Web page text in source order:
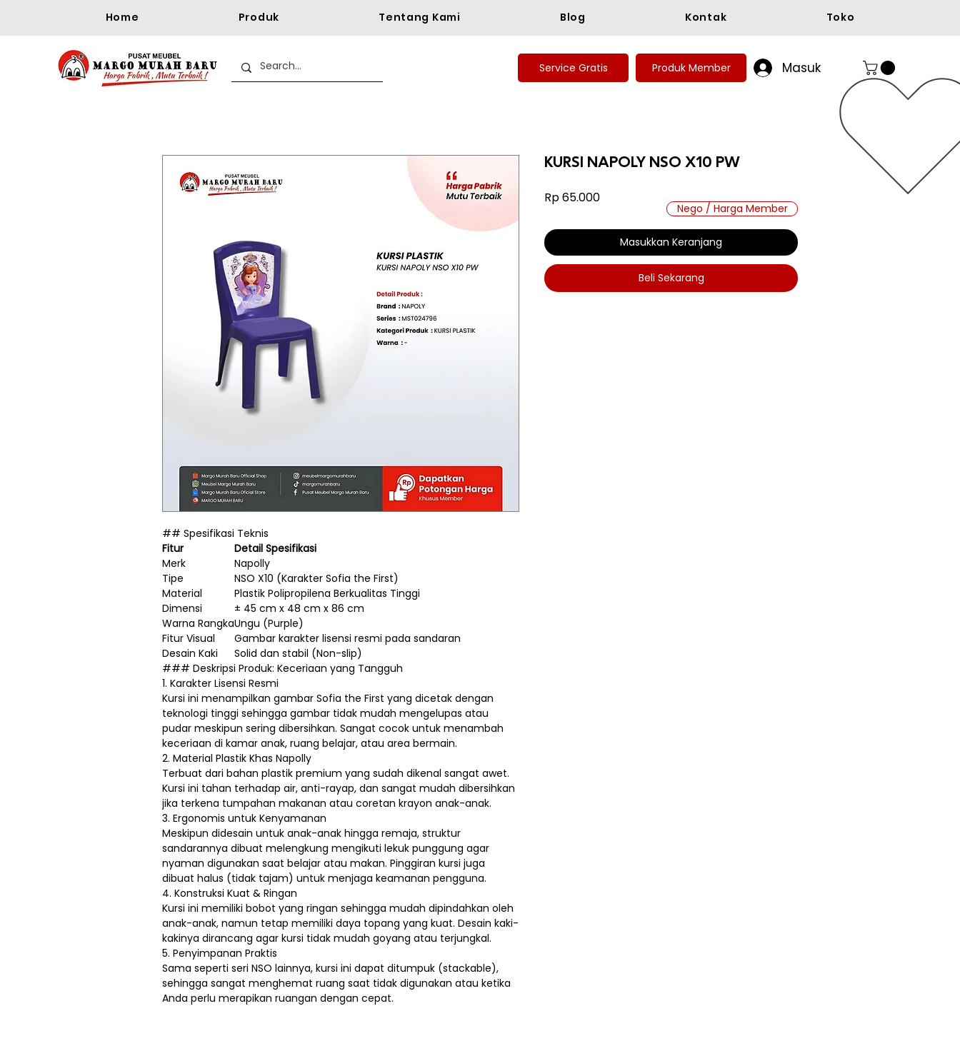
Home Produk Tentang Kami Blog Kontak Toko
Service Gratis Produk Member Masuk
## Spesifikasi Teknis
Fitur
Detail Spesifikasi
Merk
Napolly
Tipe
NSO X10 (Karakter Sofia the First)
Material
Plastik Polipropilena Berkualitas Tinggi
Dimensi
± 45 cm x 48 cm x 86 cm
Warna RangkaUngu (Purple)
Fitur Visual
Gambar karakter lisensi resmi pada sandaran
Desain Kaki
Solid dan stabil (Non-slip)
### Deskripsi Produk: Keceriaan yang Tangguh
1. Karakter Lisensi Resmi
Kursi ini menampilkan gambar Sofia the First yang dicetak dengan
teknologi tinggi sehingga gambar tidak mudah mengelupas atau
pudar meskipun sering dibersihkan. Sangat cocok untuk menambah
keceriaan di kamar anak, ruang belajar, atau area bermain.
2. Material Plastik Khas Napolly
Terbuat dari bahan plastik premium yang sudah dikenal sangat awet.
Kursi ini tahan terhadap air, anti-rayap, dan sangat mudah dibersihkan
jika terkena tumpahan makanan atau coretan krayon anak-anak.
3. Ergonomis untuk Kenyamanan
Meskipun didesain untuk anak-anak hingga remaja, struktur
sandarannya dibuat melengkung mengikuti lekuk punggung agar
nyaman digunakan saat belajar atau makan. Pinggiran kursi juga
dibuat halus (tidak tajam) untuk menjaga keamanan pengguna.
4. Konstruksi Kuat & Ringan
Kursi ini memiliki bobot yang ringan sehingga mudah dipindahkan oleh
anak-anak, namun tetap memiliki daya topang yang kuat. Desain kaki-
kakinya dirancang agar kursi tidak mudah goyang atau terjungkal.
5. Penyimpanan Praktis
Sama seperti seri NSO lainnya, kursi ini dapat ditumpuk (stackable),
sehingga sangat menghemat ruang saat tidak digunakan atau ketika
Anda perlu merapikan ruangan dengan cepat.
KURSI NAPOLY NSO X10 PW
Rp 65.000Harga
Masukkan Keranjang
Beli Sekarang
Nego / Harga Member